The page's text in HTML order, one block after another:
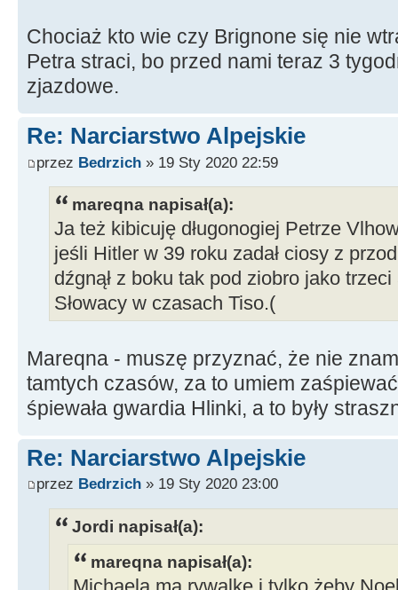
Chociaż kto wie czy Brignone się nie
Petra straci, bo przed nami teraz 3
zjazdowe.
Re: Narciarstwo Alpejskie
przez Bedrzich » 19 Sty 2020 22:59
mareqna napisał(a):
Ja też kibicuję długonogiej Petrze
jeśli Hitler w 39 roku zadał ciosy z
dźgnął z boku tak pod ziobro jako
Słowacy w czasach Tiso.(
Mareqna - muszę przyznać, że nie
tamtych czasów, za to umiem
śpiewała gwardia Hlinki, a to były
Re: Narciarstwo Alpejskie
przez Bedrzich » 19 Sty 2020 23:00
Jordi napisał(a):
mareqna napisał(a):